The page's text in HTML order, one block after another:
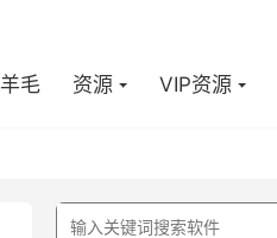
羊毛 资源 VIP资源
搜索